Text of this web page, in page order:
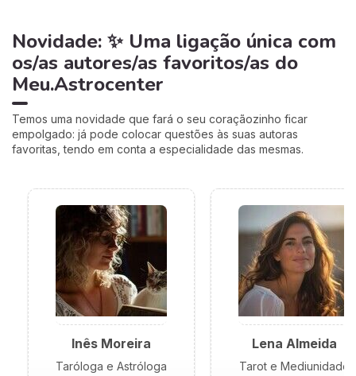
Novidade: ✨ Uma ligação única com
os/as autores/as favoritos/as do
Meu.Astrocenter
Temos uma novidade que fará o seu coraçãozinho ficar
empolgado: já pode colocar questões às suas autoras
favoritas, tendo em conta a especialidade das mesmas.
Inês Moreira
Taróloga e Astróloga
Lena Almeida
Tarot e Mediunidade